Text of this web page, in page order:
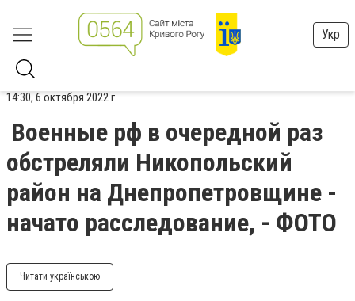
Укр
14:30, 6 октября 2022 г.
Военные рф в очередной раз
обстреляли Никопольский
район на Днепропетровщине -
начато расследование, - ФОТО
Читати українською